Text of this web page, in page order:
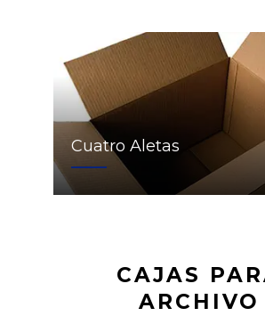
Cuatro Aletas
CAJAS
ARCHIVO